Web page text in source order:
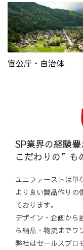
官公庁・自治体
SP業界の経験
こだわりの”も
ユニファーストは単
より良い製品作りの
ております。
デザイン・企画から
ら納品・物流までワ
弊社はセールスプロ